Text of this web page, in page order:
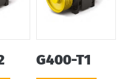
G400-T1